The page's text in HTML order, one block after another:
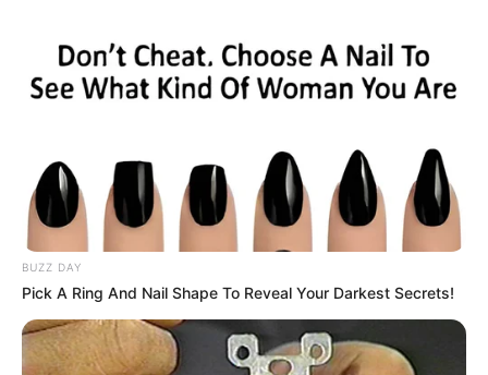
BUZZ DAY
Pick A Ring And Nail Shape To Reveal Your Darkest Secrets!